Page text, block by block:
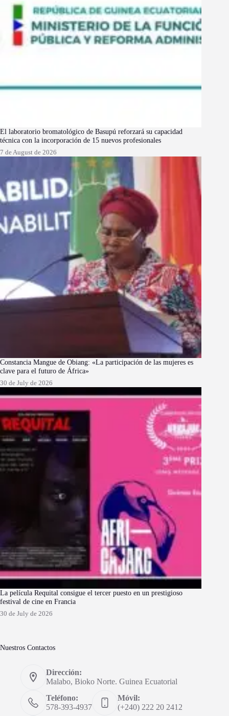
El laboratorio bromatológico de Basupú reforzará su capacidad
técnica con la incorporación de 15 nuevos profesionales
7 de August de 2026
Constancia Mangue de Obiang: «La participación de las mujeres es
clave para el futuro de África»
30 de July de 2026
La película Requital consigue el tercer puesto en un prestigioso
festival de cine en Francia
30 de July de 2026
Nuestros Contactos
Dirección:
Malabo, Bioko Norte. Guinea Ecuatorial
Teléfono:
578-393-4937
Móvil:
(+240) 222 20 2412